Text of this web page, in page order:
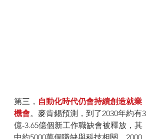
第三， 自動化時代仍會持續創造就業
機會。麥肯錫預測，到了2030年約有3
億-3.65億個新工作職缺會被釋放，其